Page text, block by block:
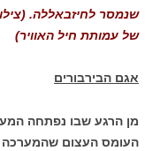
שנמסר לחיזבאללה.
של עמותת חיל האוויר)
אגם הבירבורים
מן הרגע שבו נפתחה
העומס העצום שהמערכה